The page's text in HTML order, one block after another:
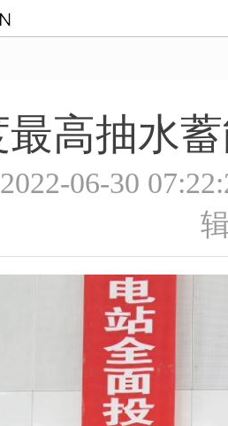
高抽水
06-30